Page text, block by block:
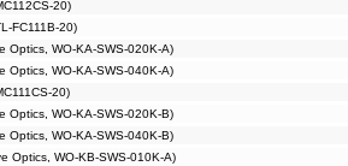
20)
FC111B-20)
Optics, WO-KA-SWS-020K-A)
Optics, WO-KA-SWS-040K-A)
20)
Optics, WO-KA-SWS-020K-B)
Optics, WO-KA-SWS-040K-B)
Optics, WO-KB-SWS-010K-A)